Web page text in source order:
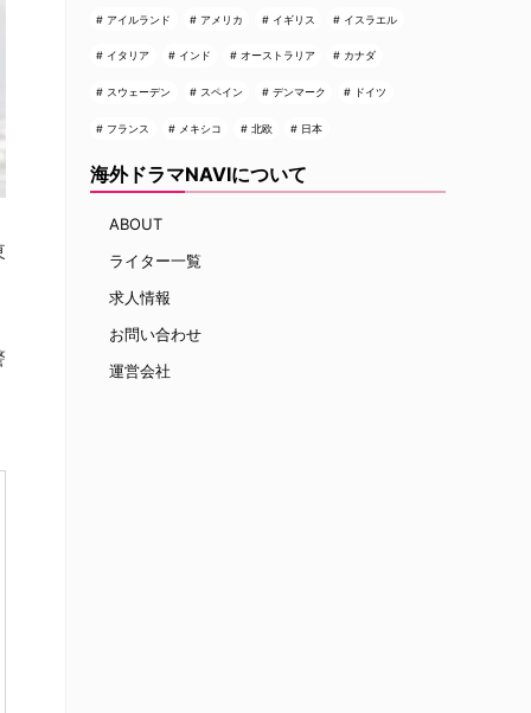
アイルランド アメリカ イギリス イスラエル
イタリア インド オーストラリア カナダ
スウェーデン スペイン デンマーク ドイツ
フランス メキシコ 北欧 日本
海外ドラマNAVIについて
ABOUT
ライター一覧
求人情報
お問い合わせ
運営会社